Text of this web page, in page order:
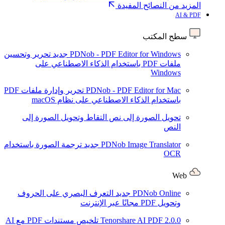
المزيد من النصائح المفيدة
AI & PDF
سطح المكتب
PDNob - PDF Editor for Windows جديد تحرير وتحسين
ملفات PDF باستخدام الذكاء الاصطناعي على
Windows
PDNob - PDF Editor for Mac
تحرير وإدارة ملفات PDF
باستخدام الذكاء الاصطناعي على نظام macOS
تحويل الصورة إلى نص التقاط وتحويل الصورة إلى
النص
PDNob Image Translator جديد ترجمة الصورة باستخدام
OCR
PDNob Online جديد التعرف البصري على الحروف
وتحويل PDF مجانًا عبر الإنترنت
Tenorshare AI PDF 2.0.0 تلخيص مستندات PDF مع AI